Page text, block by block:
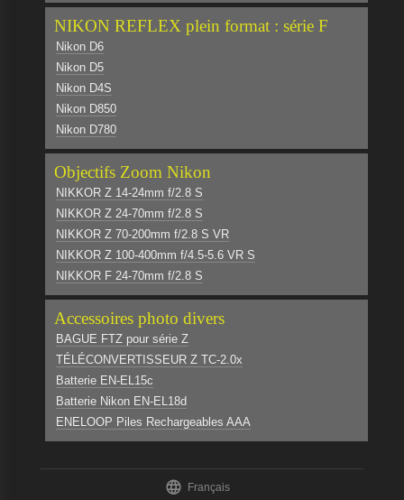
NIKON REFLEX plein format : série F
Nikon D6
Nikon D5
Nikon D4S
Nikon D850
Nikon D780
Objectifs Zoom Nikon
NIKKOR Z 14-24mm f/2.8 S
NIKKOR Z 24-70mm f/2.8 S
NIKKOR Z 70-200mm f/2.8 S VR
NIKKOR Z 100-400mm f/4.5-5.6 VR S
NIKKOR F 24-70mm f/2.8 S
Accessoires photo divers
BAGUE FTZ pour série Z
TÉLÉCONVERTISSEUR Z TC-2.0x
Batterie EN-EL15c
Batterie Nikon EN-EL18d
ENELOOP Piles Rechargeables AAA
 Français